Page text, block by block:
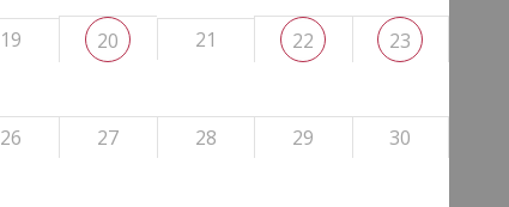
19 20 21 22 23
26 27 28 29 30